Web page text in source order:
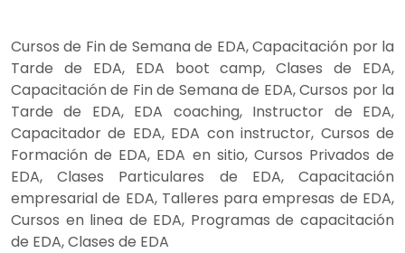
Cursos de Fin de Semana de EDA, Capacitación por la
Tarde de EDA, EDA boot camp, Clases de EDA,
Capacitación de Fin de Semana de EDA, Cursos por la
Tarde de EDA, EDA coaching, Instructor de EDA,
Capacitador de EDA, EDA con instructor, Cursos de
Formación de EDA, EDA en sitio, Cursos Privados de
EDA, Clases Particulares de EDA, Capacitación
empresarial de EDA, Talleres para empresas de EDA,
Cursos en linea de EDA, Programas de capacitación
de EDA, Clases de EDA